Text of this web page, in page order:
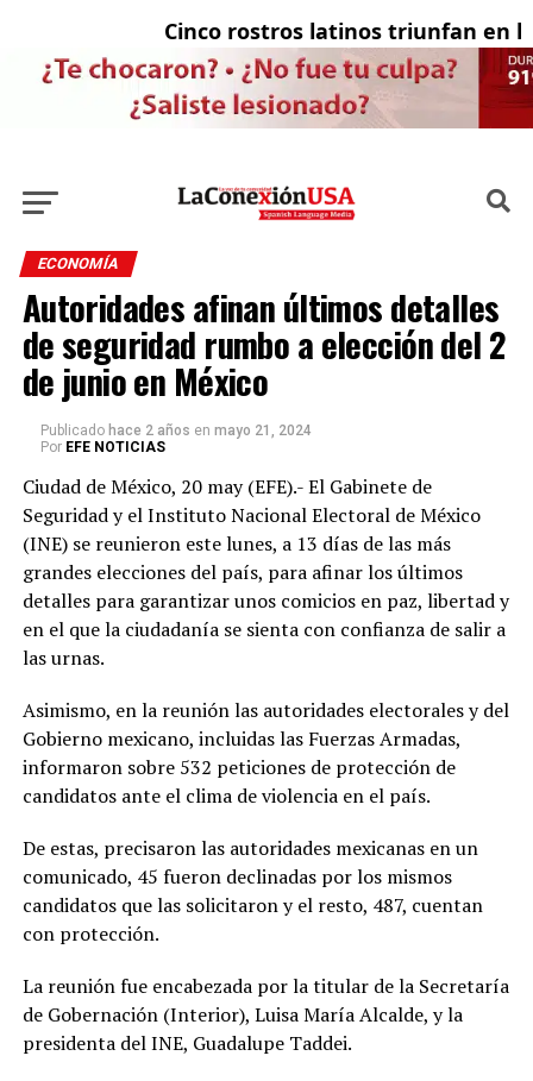
Cinco rostros latinos triunfan en la
ECONOMÍA
Autoridades afinan últimos detalles
de seguridad rumbo a elección del 2
de junio en México
Publicado hace 2 años en mayo 21, 2024
Por EFE NOTICIAS
Ciudad de México, 20 may (EFE).- El Gabinete de
Seguridad y el Instituto Nacional Electoral de México
(INE) se reunieron este lunes, a 13 días de las más
grandes elecciones del país, para afinar los últimos
detalles para garantizar unos comicios en paz, libertad y
en el que la ciudadanía se sienta con confianza de salir a
las urnas.
Asimismo, en la reunión las autoridades electorales y del
Gobierno mexicano, incluidas las Fuerzas Armadas,
informaron sobre 532 peticiones de protección de
candidatos ante el clima de violencia en el país.
De estas, precisaron las autoridades mexicanas en un
comunicado, 45 fueron declinadas por los mismos
candidatos que las solicitaron y el resto, 487, cuentan
con protección.
La reunión fue encabezada por la titular de la Secretaría
de Gobernación (Interior), Luisa María Alcalde, y la
presidenta del INE, Guadalupe Taddei.